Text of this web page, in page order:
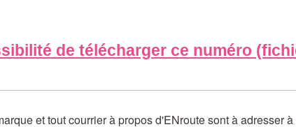
de télécharger ce numéro
et tout courrier à propos d'ENroute sont à adresser